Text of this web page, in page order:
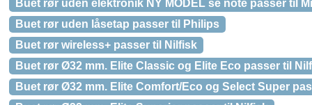
Buet rør uden elektronik NY MODEL se note passer til
Buet rør uden låsetap passer til Philips
Buet rør wireless+ passer til Nilfisk
Buet rør Ø32 mm. Elite Classic og Elite Eco passer til
Buet rør Ø32 mm. Elite Comfort/Eco og Select Super